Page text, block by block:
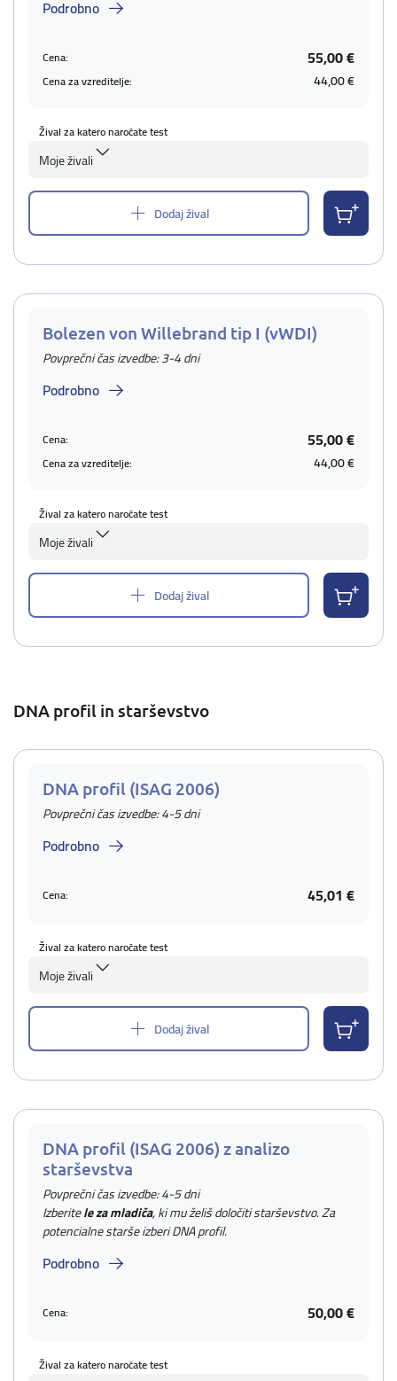
Podrobno
Cena: 55,00 €
Cena za vzreditelje: 44,00 €
Žival za katero naročate test
Moje živali
Dodaj žival
Bolezen von Willebrand tip I (vWDI)
Povprečni čas izvedbe: 3-4 dni
Podrobno
Cena: 55,00 €
Cena za vzreditelje: 44,00 €
Žival za katero naročate test
Moje živali
Dodaj žival
DNA profil in starševstvo
DNA profil (ISAG 2006)
Povprečni čas izvedbe: 4-5 dni
Podrobno
Cena: 45,01 €
Žival za katero naročate test
Moje živali
Dodaj žival
DNA profil (ISAG 2006) z analizo
starševstva
Povprečni čas izvedbe: 4-5 dni
Izberitele za mladiča, ki mu želiš določiti starševstvo. Za
potencialne starše izberi DNA profil.
Podrobno
Cena: 50,00 €
Žival za katero naročate test